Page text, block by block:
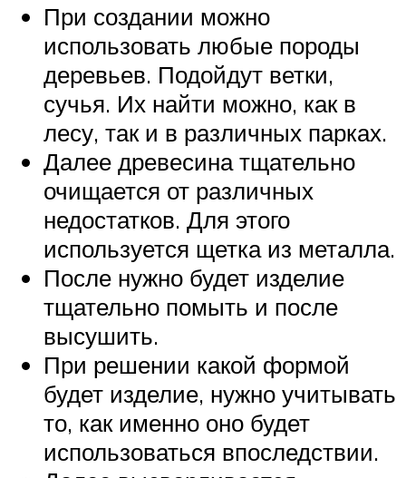
При создании можно
использовать любые породы
деревьев. Подойдут ветки,
сучья. Их найти можно, как в
лесу, так и в различных парках.
Далее древесина тщательно
очищается от различных
недостатков. Для этого
используется щетка из металла.
После нужно будет изделие
тщательно помыть и после
высушить.
При решении какой формой
будет изделие, нужно учитывать
то, как именно оно будет
использоваться впоследствии.